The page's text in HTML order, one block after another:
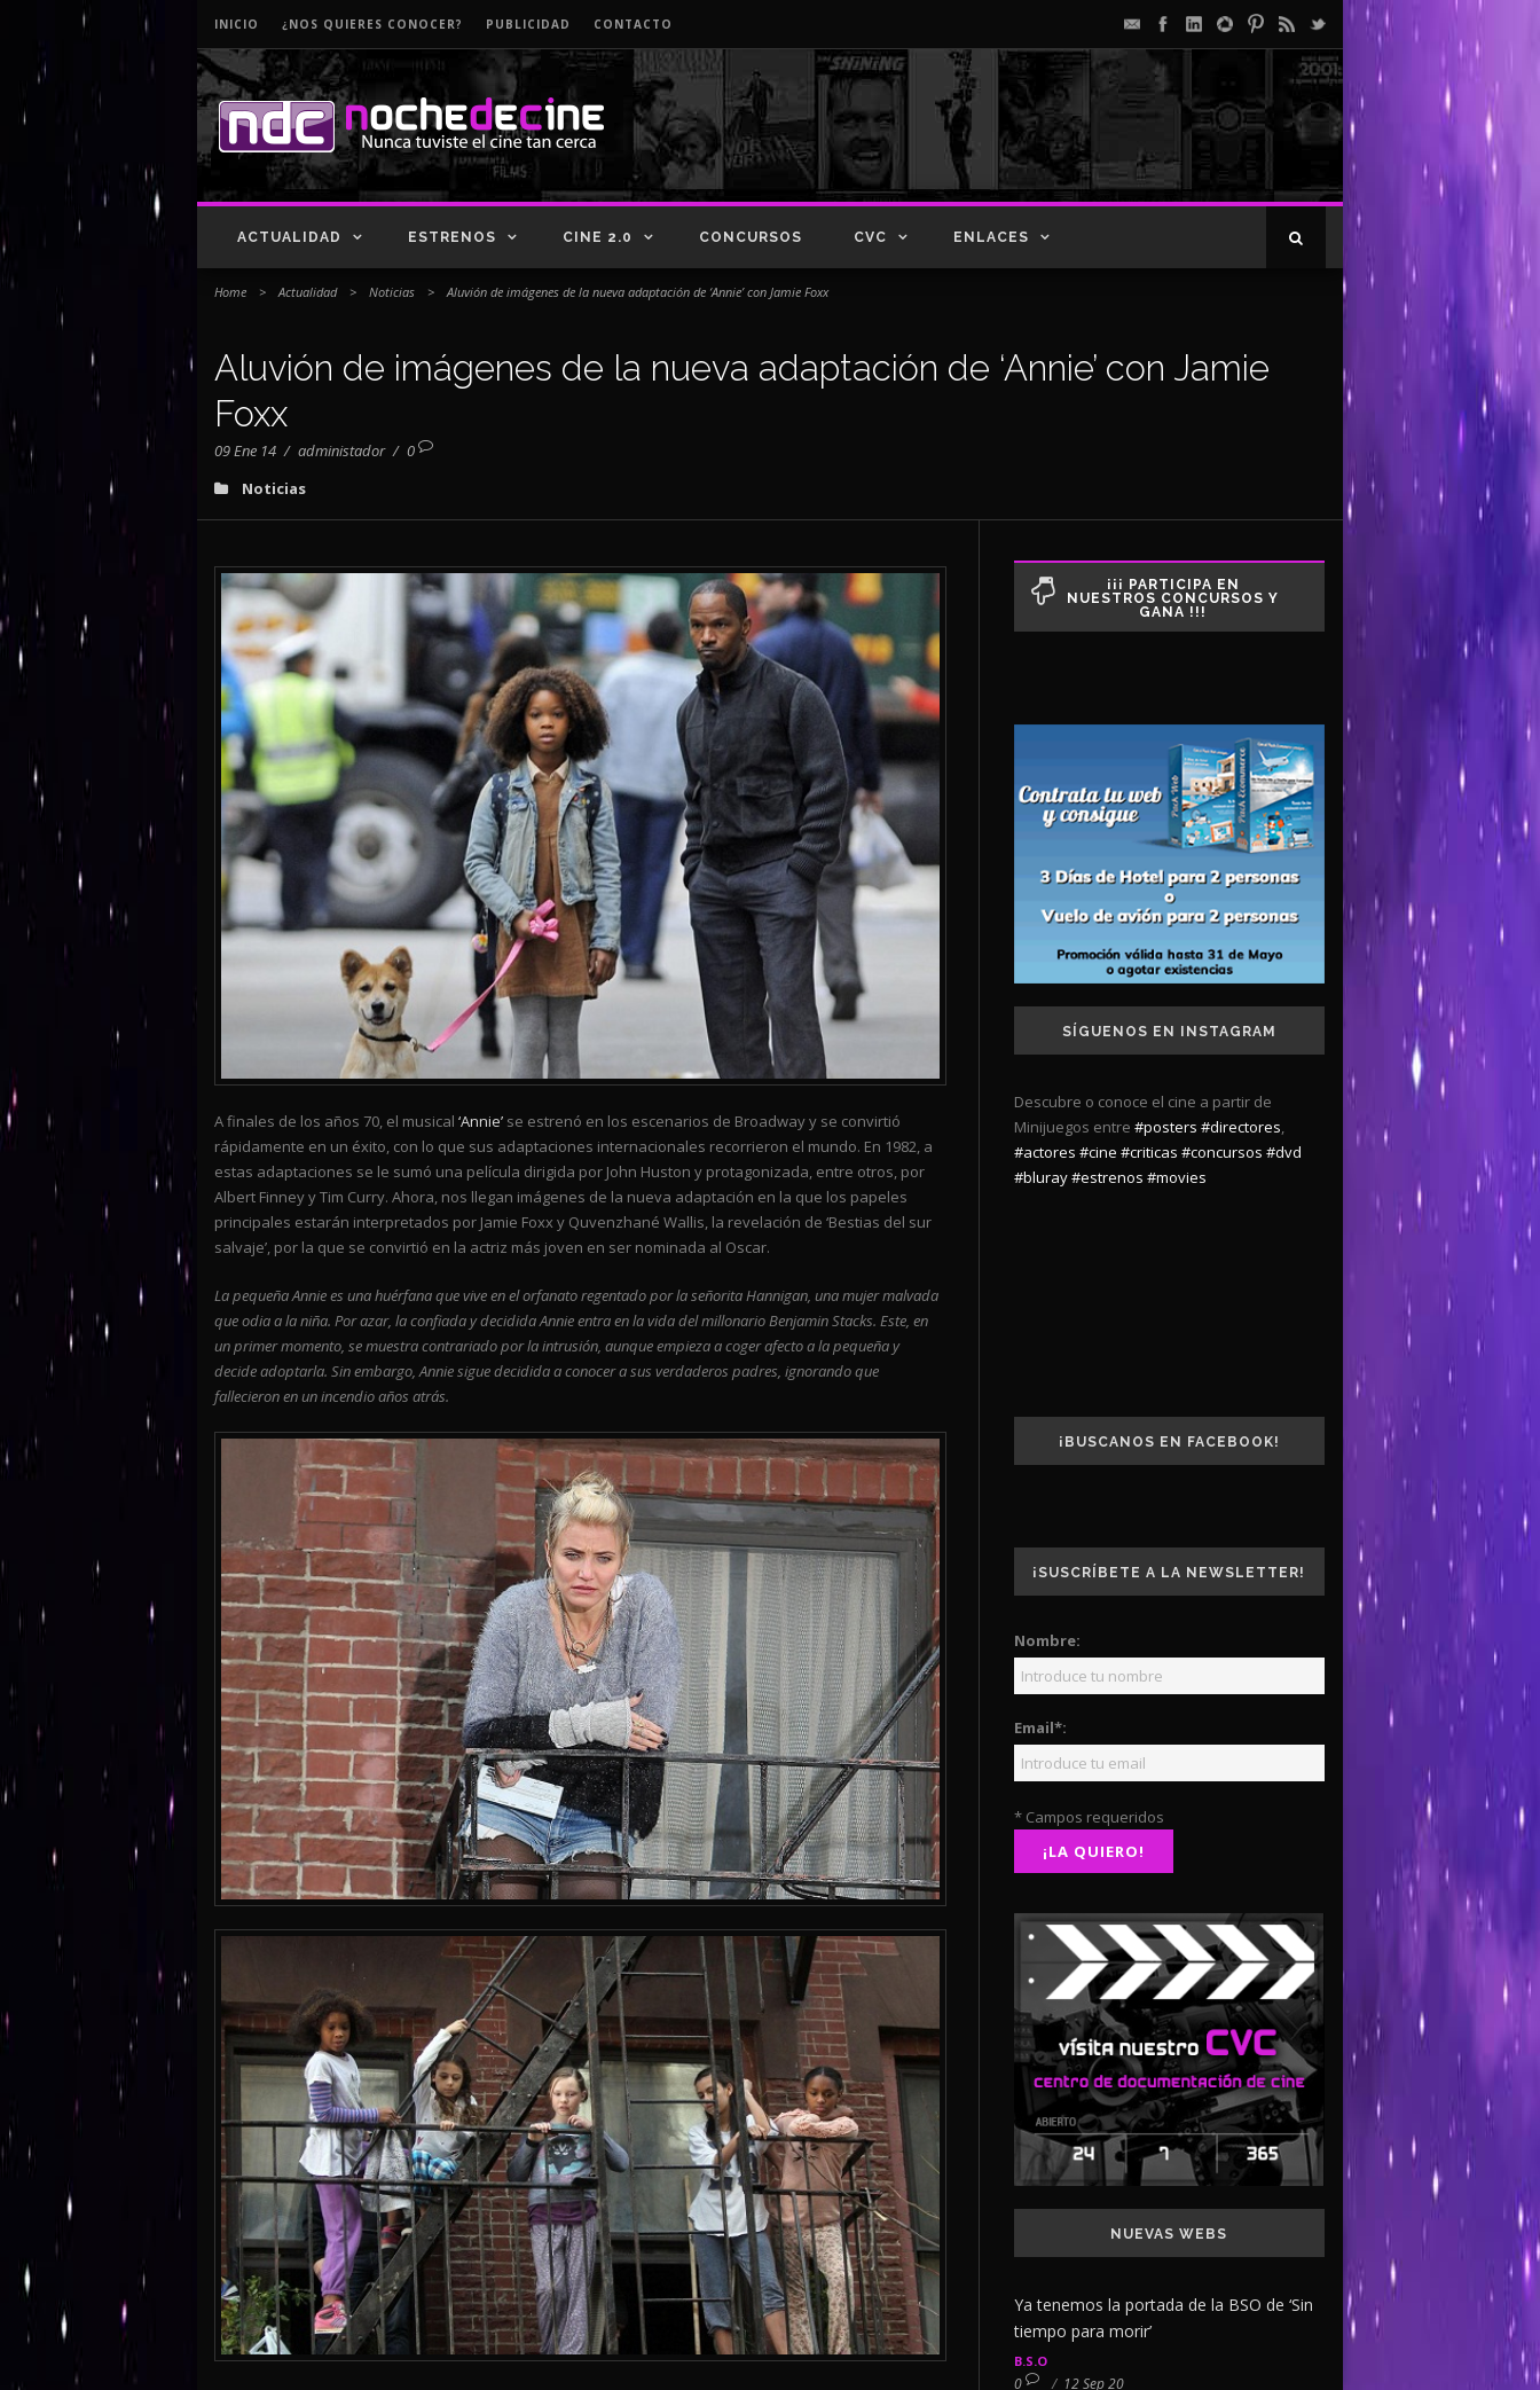
INICIO ¿NOS QUIERES CONOCER? PUBLICIDAD CONTACTO
ACTUALIDAD ESTRENOS CINE 2.0 CONCURSOS CVC ENLACES
Home > Actualidad > Noticias > Aluvión de imágenes de la nueva adaptación de ‘Annie’ con Jamie Foxx
Aluvión de imágenes de la nueva adaptación de ‘Annie’ con Jamie
Foxx
09 Ene 14 / administador / 0
Noticias
A finales de los años 70, el musical ‘Annie’ se estrenó en los escenarios de Broadway y se convirtió
rápidamente en un éxito, con lo que sus adaptaciones internacionales recorrieron el mundo. En 1982, a
estas adaptaciones se le sumó una película dirigida por John Huston y protagonizada, entre otros, por
Albert Finney y Tim Curry. Ahora, nos llegan imágenes de la nueva adaptación en la que los papeles
principales estarán interpretados por Jamie Foxx y Quvenzhané Wallis, la revelación de ‘Bestias del sur
salvaje’, por la que se convirtió en la actriz más joven en ser nominada al Oscar.
La pequeña Annie es una huérfana que vive en el orfanato regentado por la señorita Hannigan, una mujer malvada
que odia a la niña. Por azar, la confiada y decidida Annie entra en la vida del millonario Benjamin Stacks. Este, en
un primer momento, se muestra contrariado por la intrusión, aunque empieza a coger afecto a la pequeña y
decide adoptarla. Sin embargo, Annie sigue decidida a conocer a sus verdaderos padres, ignorando que
fallecieron en un incendio años atrás.
¡¡¡ PARTICIPA EN
NUESTROS CONCURSOS Y
GANA !!!
SÍGUENOS EN INSTAGRAM
Descubre o conoce el cine a partir de
Minijuegos entre #posters #directores,
#actores #cine #criticas #concursos #dvd
#bluray#estrenos #movies
¡BUSCANOS EN FACEBOOK!
¡SUSCRÍBETE A LA NEWSLETTER!
Nombre:
Email*:
* Campos requeridos
NUEVAS WEBS
Ya tenemos la portada de la BSO de ‘Sin
tiempo para morir’
B.S.O
0 / 12 Sep 20